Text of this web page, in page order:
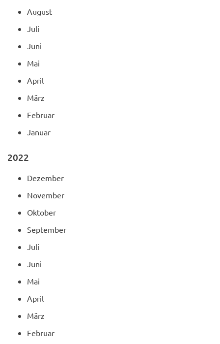
August
Juli
Juni
Mai
April
März
Februar
Januar
2022
Dezember
November
Oktober
September
Juli
Juni
Mai
April
März
Februar